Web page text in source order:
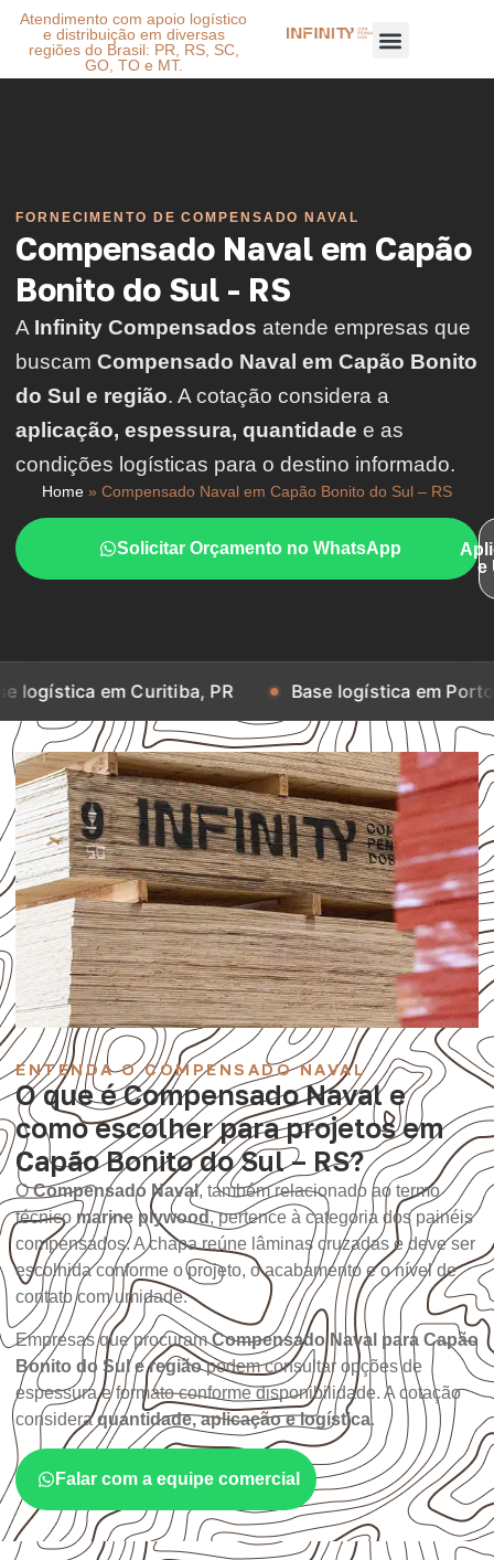
Atendimento com apoio logístico
e distribuição em diversas
regiões do Brasil: PR, RS, SC,
GO, TO e MT.
FORNECIMENTO DE COMPENSADO NAVAL
Compensado Naval em Capão
Bonito do Sul - RS
A Infinity Compensados atende empresas que
buscam Compensado Naval em Capão Bonito
do Sul e região. A cotação considera a
aplicação, espessura, quantidade e as
condições logísticas para o destino informado.
Home » Compensado Naval em Capão Bonito do Sul – RS
Solicitar Orçamento no WhatsApp
e
Curitiba, PR Base logística em Porto Alegre, RS
ENTENDA O COMPENSADO NAVAL
O que é Compensado Naval e
como escolher para projetos em
Capão Bonito do Sul – RS?
OCompensado Naval, também relacionado ao termo
técnico marine plywood, pertence à categoria dos painéis
compensados. A chapa reúne lâminas cruzadas e deve ser
escolhida conforme o projeto, o acabamento e o nível de
contato com umidade.
Empresas que procuramCompensado Naval para Capão
Bonito do Sul e regiãopodem consultar opções de
espessura e formato conforme disponibilidade. A cotação
consideraquantidade, aplicação e logística.
Falar com a equipe comercial